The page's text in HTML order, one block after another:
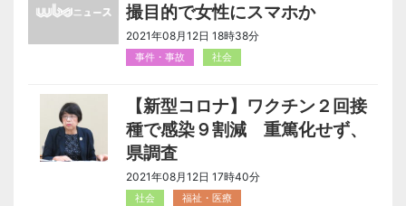
撮目的で女性にスマホか
2021年08月12日 18時38分
事件・事故 社会
【新型コロナ】ワクチン２回接
種で感染９割減 重篤化せず、
県調査
2021年08月12日 17時40分
社会 福祉・医療